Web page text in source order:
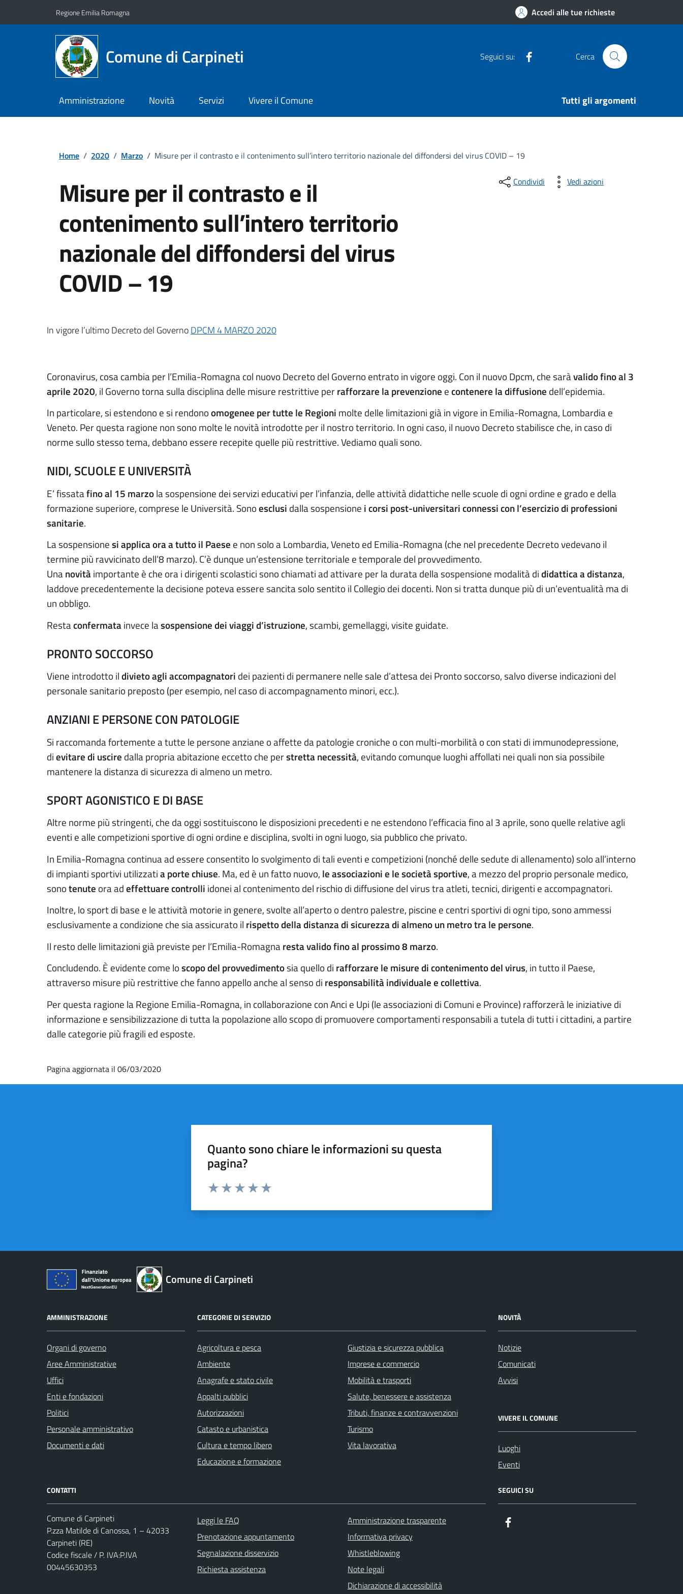
Regione Emilia Romagna Accedi alle tue richieste
Comune di Carpineti Seguici su: Cerca
Amministrazione Novità Servizi Vivere il Comune Tutti gli argomenti
Home / 2020 / Marzo / Misure per il contrasto e il contenimento sull’intero territorio nazionale del diffondersi del virus COVID – 19
Misure per il contrasto e il
contenimento sull’intero territorio
nazionale del diffondersi del virus
COVID – 19
Condividi Vedi azioni
In vigore l’ultimo Decreto del GovernoDPCM 4 MARZO 2020
Coronavirus, cosa cambia per l’Emilia-Romagna col nuovo Decreto del Governo entrato in vigore oggi. Con il nuovo Dpcm, che saràvalido fino al 3
aprile 2020, il Governo torna sulla disciplina delle misure restrittive perrafforzare la prevenzione econtenere la diffusione dell’epidemia.
In particolare, si estendono e si rendonoomogenee per tutte le Regioni molte delle limitazioni già in vigore in Emilia-Romagna, Lombardia e
Veneto. Per questa ragione non sono molte le novità introdotte per il nostro territorio. In ogni caso, il nuovo Decreto stabilisce che, in caso di
norme sullo stesso tema, debbano essere recepite quelle più restrittive. Vediamo quali sono.
NIDI, SCUOLE E UNIVERSITÀ
E’ fissatafino al 15 marzola sospensione dei servizi educativi per l’infanzia, delle attività didattiche nelle scuole di ogni ordine e grado e della
formazione superiore, comprese le Università. Sonoesclusi dalla sospensione i corsi post-universitari connessi con l’esercizio di professioni
sanitarie.
La sospensionesi applica ora a tutto il Paese e non solo a Lombardia, Veneto ed Emilia-Romagna (che nel precedente Decreto vedevano il
termine più ravvicinato dell’8 marzo). C’è dunque un’estensione territoriale e temporale del provvedimento.
Unanovità importante è che ora i dirigenti scolastici sono chiamati ad attivare per la durata della sospensione modalità dididattica a distanza,
laddove precedentemente la decisione poteva essere sancita solo sentito il Collegio dei docenti. Non si tratta dunque più di un’eventualità ma di
un obbligo.
Restaconfermata invece lasospensione dei viaggi d’istruzione, scambi, gemellaggi, visite guidate.
PRONTO SOCCORSO
Viene introdotto ildivieto agli accompagnatori dei pazienti di permanere nelle sale d’attesa dei Pronto soccorso, salvo diverse indicazioni del
personale sanitario preposto (per esempio, nel caso di accompagnamento minori, ecc.).
ANZIANI E PERSONE CON PATOLOGIE
Si raccomanda fortemente a tutte le persone anziane o affette da patologie croniche o con multi-morbilità o con stati di immunodepressione,
dievitare di uscire dalla propria abitazione eccetto che perstretta necessità, evitando comunque luoghi affollati nei quali non sia possibile
mantenere la distanza di sicurezza di almeno un metro.
SPORT AGONISTICO E DI BASE
Altre norme più stringenti, che da oggi sostituiscono le disposizioni precedenti e ne estendono l’efficacia fino al 3 aprile, sono quelle relative agli
eventi e alle competizioni sportive di ogni ordine e disciplina, svolti in ogni luogo, sia pubblico che privato.
In Emilia-Romagna continua ad essere consentito lo svolgimento di tali eventi e competizioni (nonché delle sedute di allenamento) solo all’interno
di impianti sportivi utilizzatia porte chiuse. Ma, ed è un fatto nuovo, le associazioni e le società sportive, a mezzo del proprio personale medico,
sonotenute ora adeffettuare controlli idonei al contenimento del rischio di diffusione del virus tra atleti, tecnici, dirigenti e accompagnatori.
Inoltre, lo sport di base e le attività motorie in genere, svolte all’aperto o dentro palestre, piscine e centri sportivi di ogni tipo, sono ammessi
esclusivamente a condizione che sia assicurato il rispetto della distanza di sicurezza di almeno un metro tra le persone.
Il resto delle limitazioni già previste per l’Emilia-Romagnaresta valido fino al prossimo 8 marzo.
Concludendo. È evidente come loscopo del provvedimentosia quello di rafforzare le misure di contenimento del virus, in tutto il Paese,
attraverso misure più restrittive che fanno appello anche al senso di responsabilità individuale e collettiva.
Per questa ragione la Regione Emilia-Romagna, in collaborazione con Anci e Upi (le associazioni di Comuni e Province) rafforzerà le iniziative di
informazione e sensibilizzazione di tutta la popolazione allo scopo di promuovere comportamenti responsabili a tutela di tutti i cittadini, a partire
dalle categorie più fragili ed esposte.
Pagina aggiornata il 06/03/2020
Quanto sono chiare le informazioni su questa
pagina?
Comune di Carpineti
AMMINISTRAZIONE
Organi di governo
Aree Amministrative
Uffici
Enti e fondazioni
Politici
Personale amministrativo
Documenti e dati
CATEGORIE DI SERVIZIO
Agricoltura e pesca
Ambiente
Anagrafe e stato civile
Appalti pubblici
Autorizzazioni
Catasto e urbanistica
Cultura e tempo libero
Educazione e formazione
Giustizia e sicurezza pubblica
Imprese e commercio
Mobilità e trasporti
Salute, benessere e assistenza
Tributi, finanze e contravvenzioni
Turismo
Vita lavorativa
NOVITÀ
Notizie
Comunicati
Avvisi
VIVERE IL COMUNE
Luoghi
Eventi
CONTATTI
Comune di Carpineti
P.zza Matilde di Canossa, 1 – 42033
Carpineti (RE)
Codice fiscale / P. IVA:P.IVA
00445630353
Leggi le FAQ
Prenotazione appuntamento
Segnalazione disservizio
Richiesta assistenza
Amministrazione trasparente
Informativa privacy
Whistleblowing
Note legali
Dichiarazione di accessibilità
SEGUICI SU